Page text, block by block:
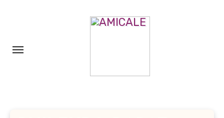
principal